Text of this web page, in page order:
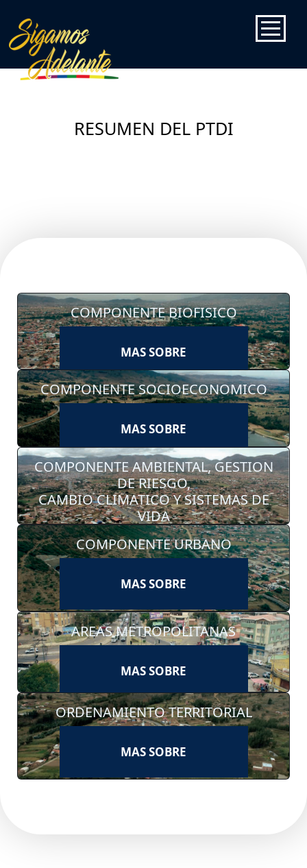
PARA COMENZAR
RESUMEN DEL PTDI
COMPONENTE BIOFISICO
MAS SOBRE
COMPONENTE SOCIOECONOMICO
MAS SOBRE
COMPONENTE AMBIENTAL, GESTION
DE RIESGO,
CAMBIO CLIMATICO Y SISTEMAS DE
VIDA
MAS SOBRE
COMPONENTE URBANO
MAS SOBRE
AREAS METROPOLITANAS
MAS SOBRE
ORDENAMIENTO TERRITORIAL
MAS SOBRE